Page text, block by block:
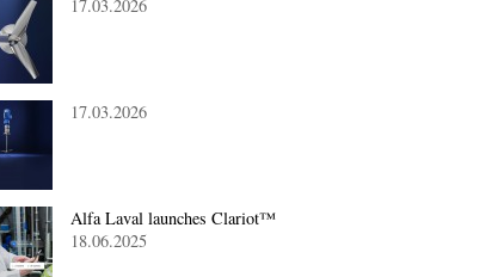
17.03.2026
17.03.2026
Alfa Laval launches Clariot™
18.06.2025